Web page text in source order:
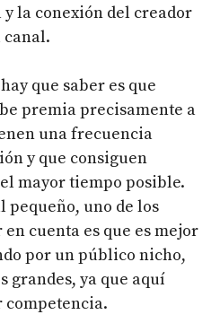
la conexión del creador
canal.
que saber es que
premia precisamente a
una frecuencia
y que consiguen
mayor tiempo posible.
pequeño, uno de los
cuenta es que es mejor
por un público nicho,
grandes, ya que aquí
competencia.